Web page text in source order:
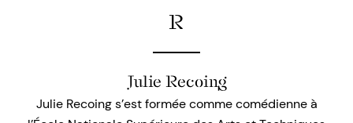
R
Julie Recoing
Julie Recoing s’est formée comme comédienne à